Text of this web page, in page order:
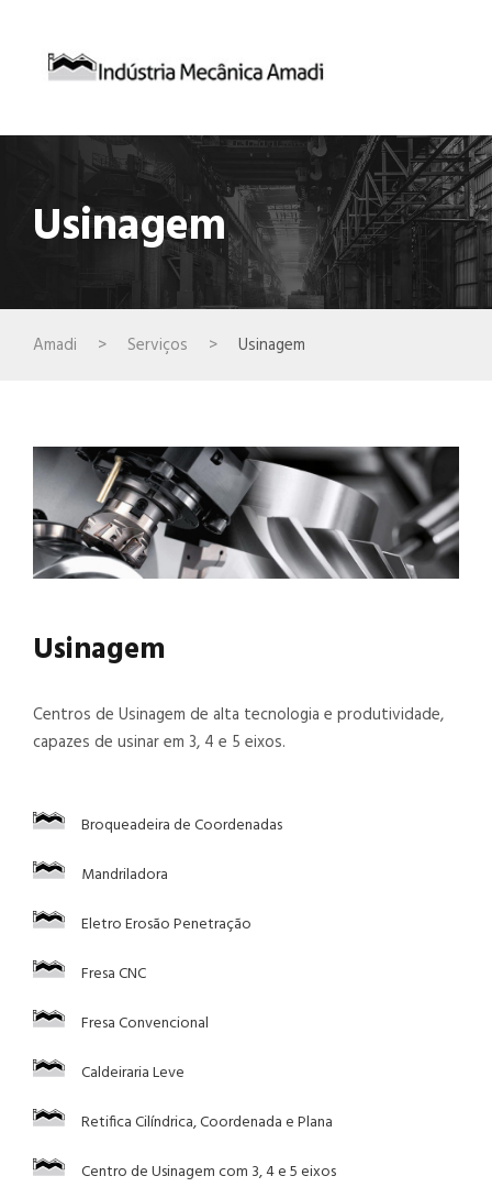
Usinagem
Amadi > Serviços > Usinagem
Usinagem
Centros de Usinagem de alta tecnologia e produtividade,
capazes de usinar em 3, 4 e 5 eixos.
Broqueadeira de Coordenadas
Mandriladora
Eletro Erosão Penetração
Fresa CNC
Fresa Convencional
Caldeiraria Leve
Retifica Cilíndrica, Coordenada e Plana
Centro de Usinagem com 3, 4 e 5 eixos